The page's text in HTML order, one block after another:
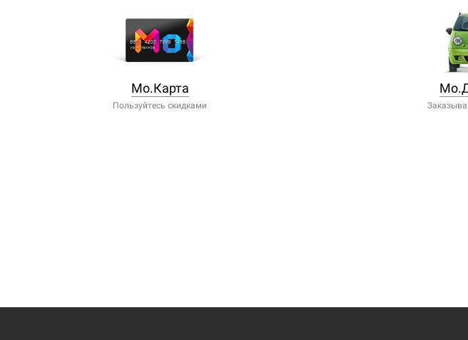
Мо.Карта
Пользуйтесь скидками